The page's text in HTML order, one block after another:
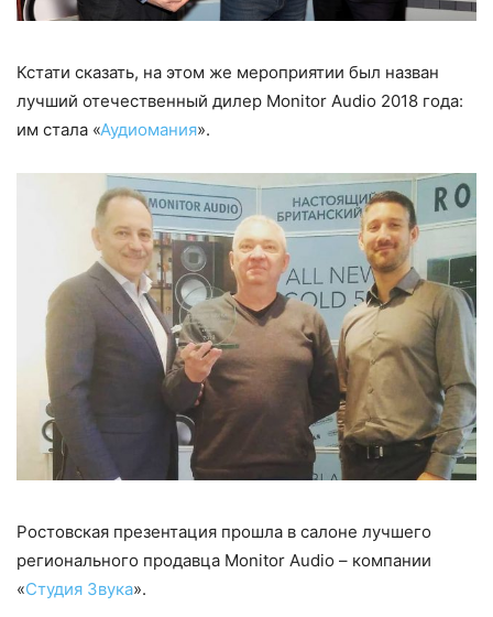
Кстати сказать, на этом же мероприятии был назван
лучший отечественный дилер Monitor Audio 2018 года:
им стала «Аудиомания».
Ростовская презентация прошла в салоне лучшего
регионального продавца Monitor Audio – компании
«Студия Звука».